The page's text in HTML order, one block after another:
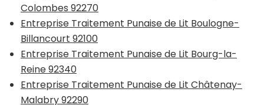
Colombes 92270
Entreprise Traitement Punaise de Lit Boulogne-
Billancourt 92100
Entreprise Traitement Punaise de Lit Bourg-la-
Reine 92340
Entreprise Traitement Punaise de Lit Châtenay-
Malabry 92290